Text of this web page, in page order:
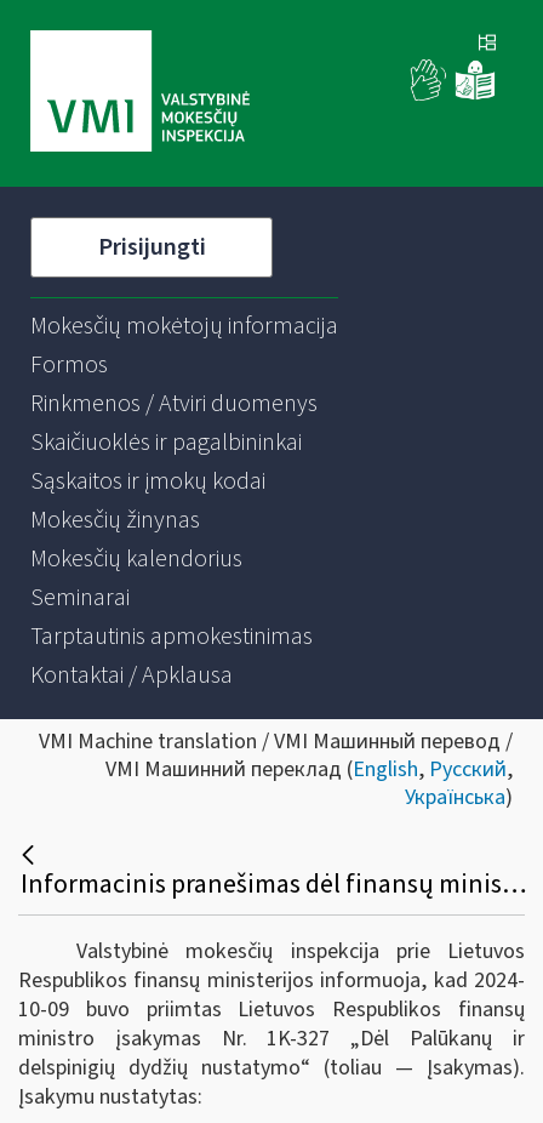
Prisijungti
Mokesčių mokėtojų informacija
Formos
Rinkmenos / Atviri duomenys
Skaičiuoklės ir pagalbininkai
Sąskaitos ir įmokų kodai
Mokesčių žinynas
Mokesčių kalendorius
Seminarai
Tarptautinis apmokestinimas
Kontaktai / Apklausa
VMI Machine translation / VMI Машинный перевод /
VMI Машинний переклад (English, Русский,
Українська)
Informacinis pranešimas dėl finansų ministro įsakymo pakeitimo
Valstybinė mokesčių inspekcija prie Lietuvos
Respublikos finansų ministerijos informuoja, kad 2024-
10-09 buvo priimtas Lietuvos Respublikos finansų
ministro įsakymas Nr. 1K-327 „Dėl Palūkanų ir
delspinigių dydžių nustatymo“ (toliau — Įsakymas).
Įsakymu nustatytas: